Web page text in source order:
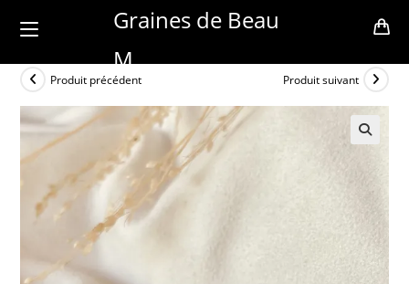
Graines de Beau
M
Produit précédent Produit suivant